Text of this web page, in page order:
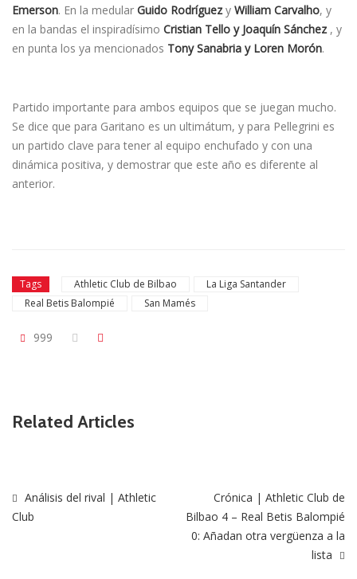
Emerson. En la medular Guido Rodríguezy William Carvalho, y
en la bandas el inspiradísimo Cristian Tello y Joaquín Sánchez, y
en punta los ya mencionados Tony Sanabria y Loren Morón.
Partido importante para ambos equipos que se juegan mucho.
Se dice que para Garitano es un ultimátum, y para Pellegrini es
un partido clave para tener al equipo enchufado y con una
dinámica positiva, y demostrar que este año es diferente al
anterior.
Tags Athletic Club de Bilbao
La Liga Santander
Real Betis Balompié
San Mamés
999
Related Articles
Análisis del rival | Athletic
Club
Crónica | Athletic Club de
Bilbao 4 – Real Betis Balompié
0: Añadan otra vergüenza a la
lista